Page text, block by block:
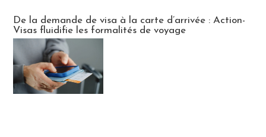
De la demande de visa à la carte d’arrivée : Action-
Visas fluidifie les formalités de voyage